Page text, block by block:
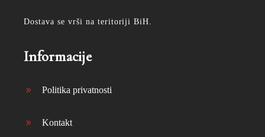
Dostava se vrši na teritoriji BiH.
Informacije
Politika privatnosti
Kontakt